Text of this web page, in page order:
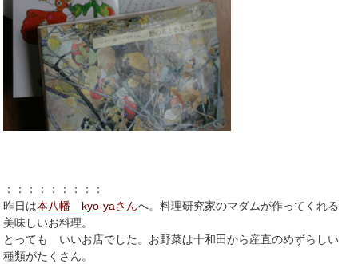
：：：：：：：：：
昨日は本八幡 kyo-yaさんへ。料理研究家のマダムが作ってくれる
美味しいお料理。
とっても いいお店でした。お野菜は十和田から産直のめずらしい
種類がたくさん。